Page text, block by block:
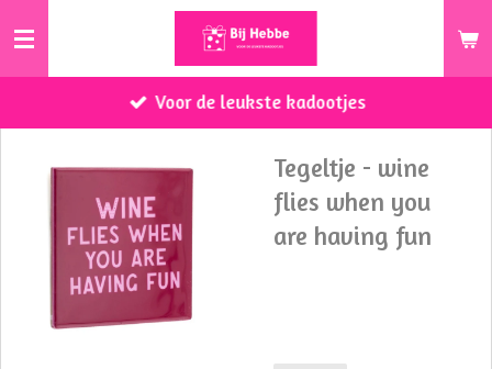
Ga
de
Voor de leukste kadootjes
Tegeltje - wine
flies when you
are having fun